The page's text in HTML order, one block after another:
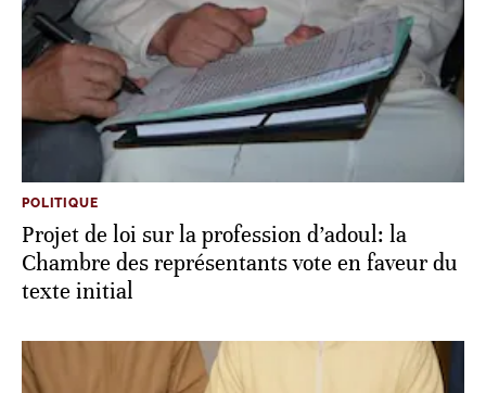
POLITIQUE
Projet de loi sur la profession d’adoul: la
Chambre des représentants vote en faveur du
texte initial